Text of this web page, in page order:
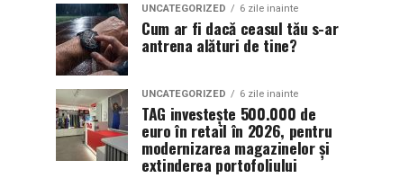
UNCATEGORIZED 6 zile inainte
Cum ar fi dacă ceasul tău s-ar
antrena alături de tine?
UNCATEGORIZED 6 zile inainte
TAG investește 500.000 de
euro în retail în 2026, pentru
modernizarea magazinelor și
extinderea portofoliului